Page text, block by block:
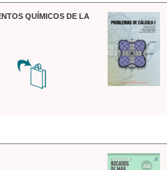
QUÍMICOS DE LA